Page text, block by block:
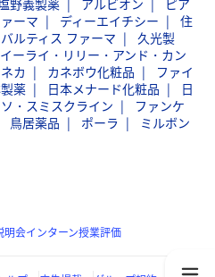
野義製薬 アルビオン
ピア
ーマ ディーエイチシー
住
ルティス ファーマ
久光製
イーライ・リリー・アンド・カン
カ カネボウ化粧品
ファイ
薬 日本メナード化粧品
日
・スミスクライン
ファンケ
鳥居薬品 ポーラ ミルボン
明会インターン授業評価